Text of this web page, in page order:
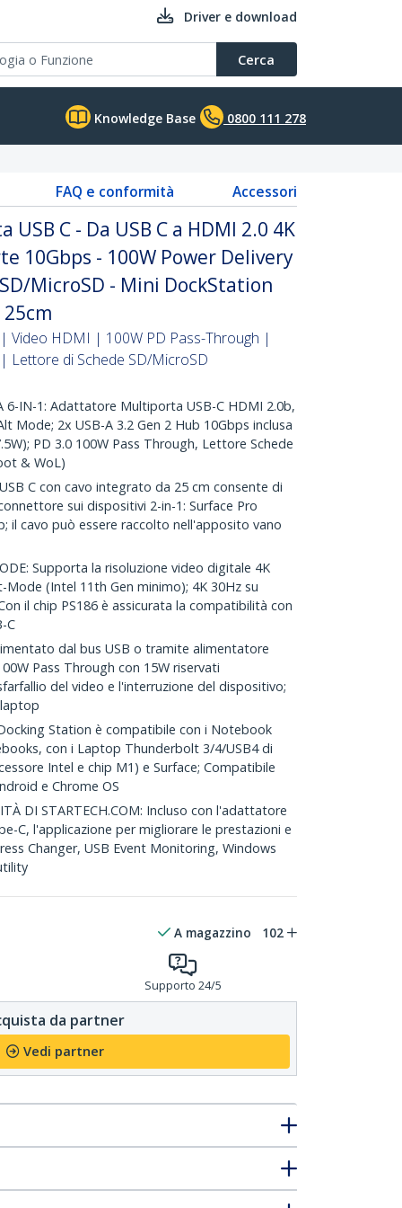
Driver e download
Cerca
Knowledge Base 0800 111 278
FAQ e conformità Accessori
C - Da USB C a HDMI 2.0 4K
10Gbps - 100W Power Delivery
MicroSD - Mini DockStation
25cm
Video HDMI | 100W PD Pass-Through |
Lettore di Schede SD/MicroSD
6-IN-1: Adattatore Multiporta USB-C HDMI 2.0b,
Mode; 2x USB-A 3.2 Gen 2 Hub 10Gbps inclusa
PD 3.0 100W Pass Through, Lettore Schede
& WoL)
C con cavo integrato da 25 cm consente di
sui dispositivi 2-in-1: Surface Pro
il cavo può essere raccolto nell'apposito vano
Supporta la risoluzione video digitale 4K
Mode (Intel 11th Gen minimo); 4K 30Hz su
il chip PS186 è assicurata la compatibilità con
C
dal bus USB o tramite alimentatore
Pass Through con 15W riservati
del video e l'interruzione del dispositivo;
Station è compatibile con i Notebook
con i Laptop Thunderbolt 3/4/USB4 di
Intel e chip M1) e Surface; Compatibile
e Chrome OS
DI STARTECH.COM: Incluso con l'adattatore
C, l'applicazione per migliorare le prestazioni e
Changer, USB Event Monitoring, Windows
A magazzino 102
Supporto 24/5
da partner
Vedi partner